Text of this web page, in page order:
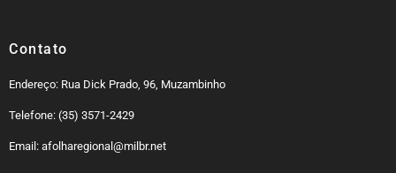
Contato
Endereço: Rua Dick Prado, 96, Muzambinho
Telefone: (35) 3571-2429
Email: afolharegional@milbr.net